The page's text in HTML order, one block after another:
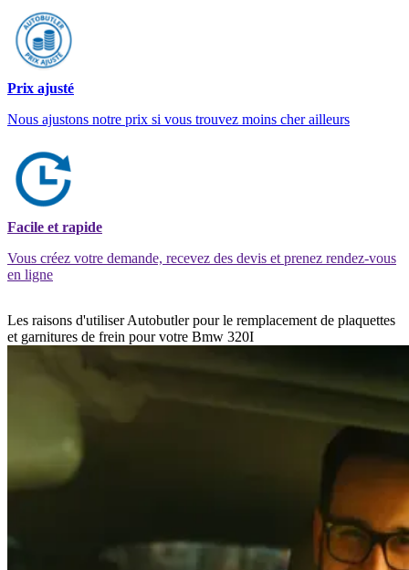
Prix ajusté
Nous ajustons notre prix si vous trouvez moins cher ailleurs
Facile et rapide
Vous créez votre demande, recevez des devis et prenez rendez-vous
en ligne
Les raisons d'utiliser Autobutler pour le remplacement de plaquettes
et garnitures de frein pour votre Bmw 320I